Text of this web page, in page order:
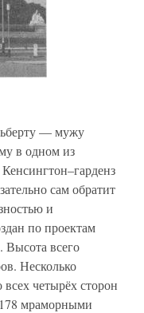
— мужу
в одном из
сам обратит
и
по проектам
Высота всего
Несколько
четырёх сторон
мраморными